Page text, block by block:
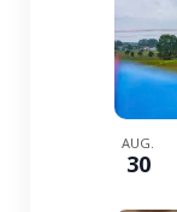
AUG.
30